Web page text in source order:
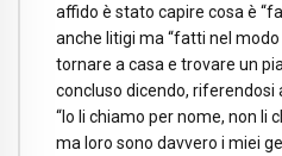
affido è stato capire cosa è
anche litigi ma “fatti nel modo
tornare a casa e trovare un
concluso dicendo, riferendosi
“Io li chiamo per nome, non li
ma loro sono davvero i miei